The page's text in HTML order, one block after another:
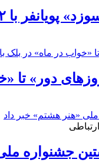
نوجوان در تجریش
دور» تا
جشنواره